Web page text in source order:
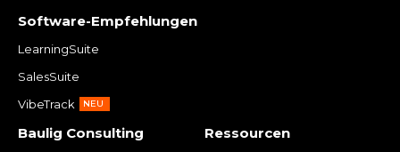
Software-Empfehlungen
LearningSuite
SalesSuite
VibeTrack
NEU
Baulig Consulting Ressourcen